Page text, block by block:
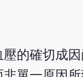
的確切成